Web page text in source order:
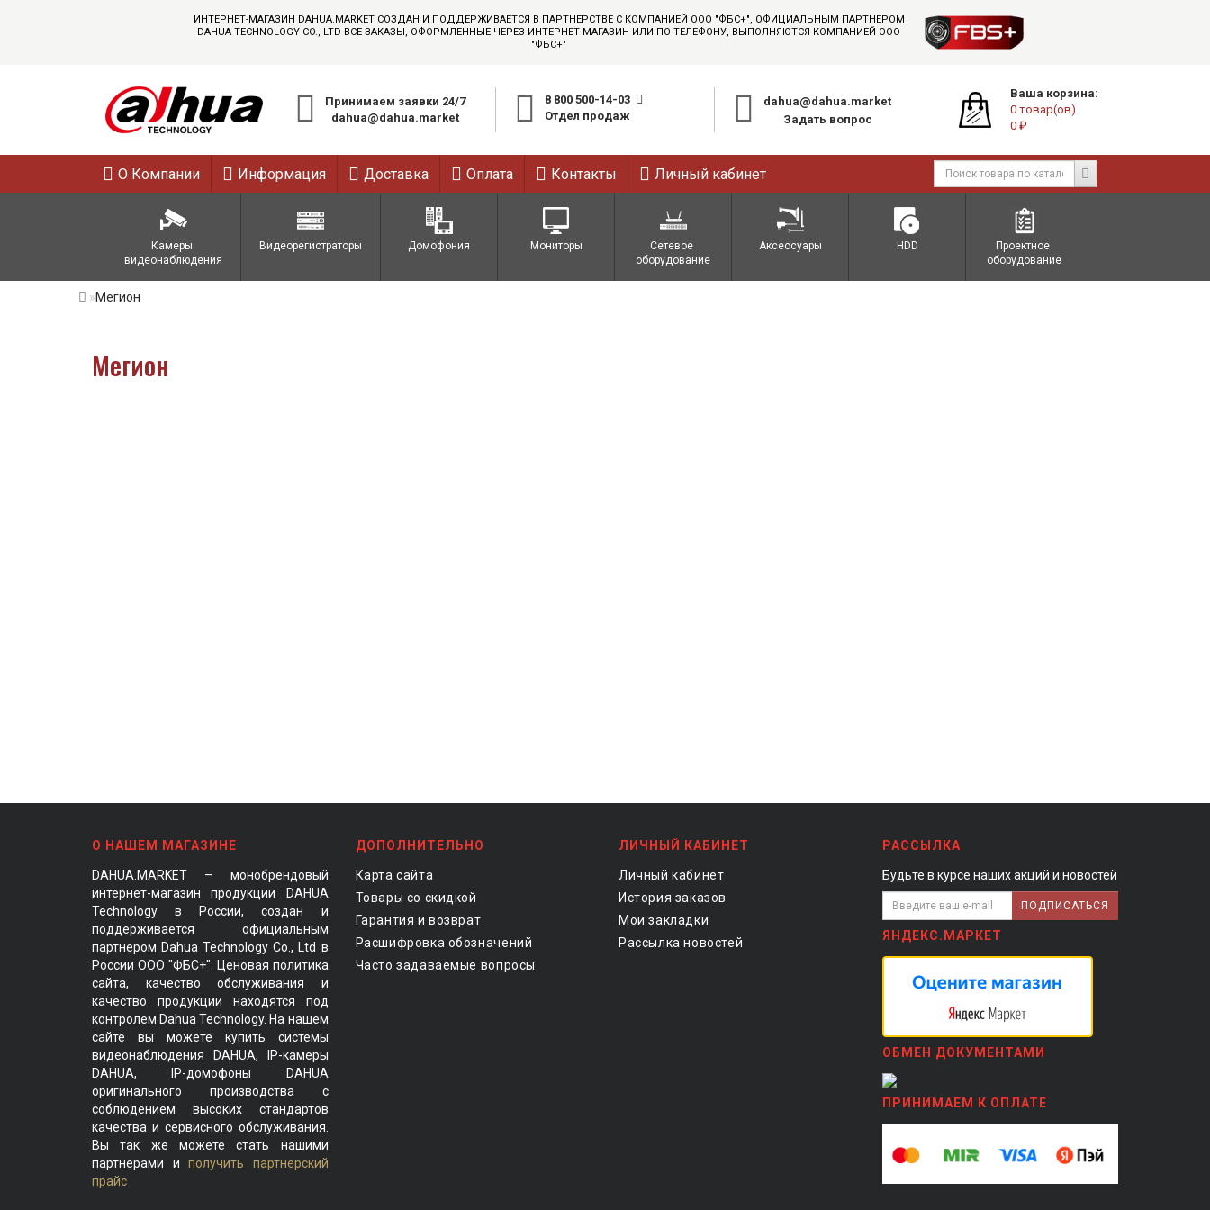
ИНТЕРНЕТ-МАГАЗИН DAHUA.MARKET СОЗДАН И ПОДДЕРЖИВАЕТСЯ В ПАРТНЕРСТВЕ С КОМПАНИЕЙ ООО "ФБС+", ОФИЦИАЛЬНЫМ ПАРТНЕРОМ
DAHUA TECHNOLOGY CO., LTD ВСЕ ЗАКАЗЫ, ОФОРМЛЕННЫЕ ЧЕРЕЗ ИНТЕРНЕТ-МАГАЗИН ИЛИ ПО ТЕЛЕФОНУ, ВЫПОЛНЯЮТСЯ КОМПАНИЕЙ ООО
"ФБС+"
Принимаем заявки 24/7
dahua@dahua.market
8 800 500-14-03
Отдел продаж
dahua@dahua.market
Задать вопрос
Ваша корзина:
0 товар(ов)
0 ₽
О Компании Информация Доставка Оплата Контакты Личный кабинет
Камеры
видеонаблюдения
Видеорегистраторы Домофония Мониторы
Сетевое
оборудование
Аксессуары HDD
Проектное
оборудование
Мегион
Мегион
О НАШЕМ МАГАЗИНЕ
DAHUA.MARKET – монобрендовый
интернет-магазин продукции DAHUA
Technology в России, создан и
поддерживается официальным
партнером Dahua Technology Co., Ltd в
России ООО "ФБС+". Ценовая политика
сайта, качество обслуживания и
качество продукции находятся под
контролем Dahua Technology. На нашем
сайте вы можете купить системы
видеонаблюдения DAHUA, IP-камеры
DAHUA, IP-домофоны DAHUA
оригинального производства с
соблюдением высоких стандартов
качества и сервисного обслуживания.
Вы так же можете стать нашими
партнерами и получить партнерский
прайс
ДОПОЛНИТЕЛЬНО
Карта сайта
Товары со скидкой
Гарантия и возврат
Расшифровка обозначений
Часто задаваемые вопросы
ЛИЧНЫЙ КАБИНЕТ
Личный кабинет
История заказов
Мои закладки
Рассылка новостей
РАССЫЛКА
Будьте в курсе наших акций и новостей
ПОДПИСАТЬСЯ
ЯНДЕКС.МАРКЕТ
ОБМЕН ДОКУМЕНТАМИ
ПРИНИМАЕМ К ОПЛАТЕ